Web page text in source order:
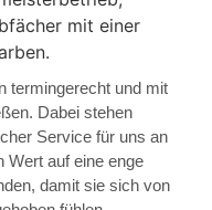
termingerecht und mit
Dabei stehen
Service für uns an
Wert auf eine enge
damit sie sich von